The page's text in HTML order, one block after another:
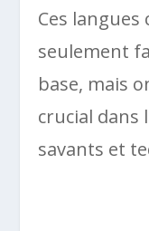
Ces
seulement
base, mais
crucial dans
savants et